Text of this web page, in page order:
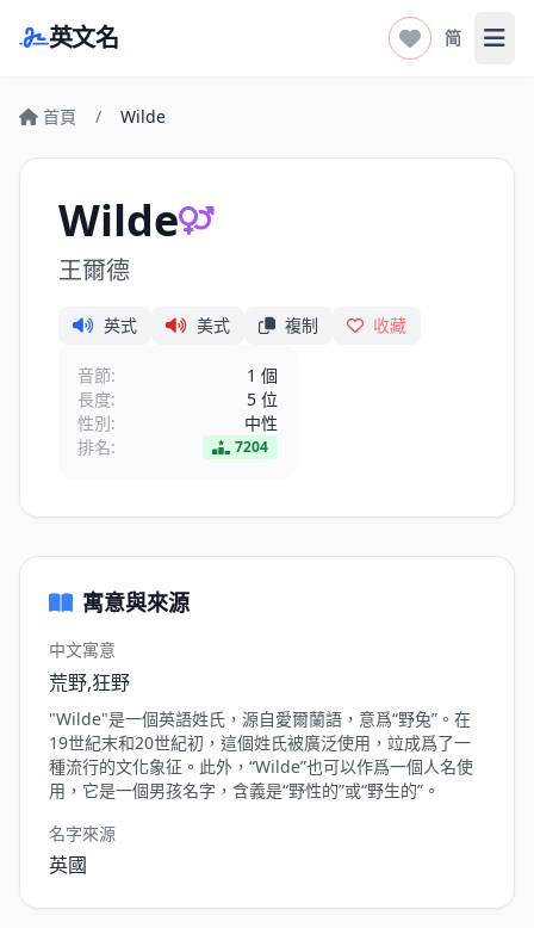
英文名 简 打
首頁 / Wilde
Wilde
王爾德
英式 美式 複制 收藏
音節:
1 個
長度:
5 位
性別:
中性
排名:
7204
寓意與來源
中文寓意
荒野,狂野
"Wilde"是一個英語姓氏，源自愛爾蘭語，意爲“野兔”。在
19世紀末和20世紀初，這個姓氏被廣泛使用，竝成爲了一
種流行的文化象征。此外，“Wilde”也可以作爲一個人名使
用，它是一個男孩名字，含義是“野性的”或“野生的”。
名字來源
英國